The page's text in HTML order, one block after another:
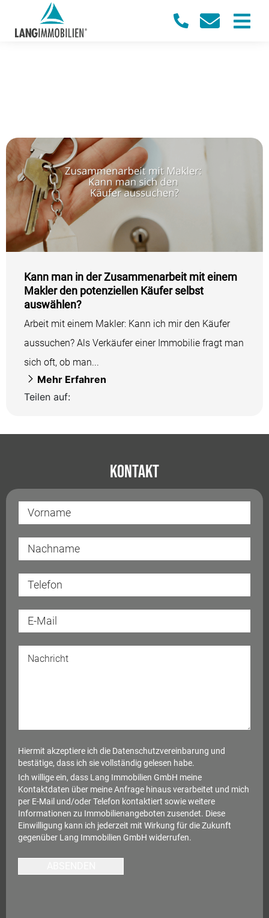
Kann man in der Zusammenarbeit mit einem
Makler den potenziellen Käufer selbst
auswählen?
Arbeit mit einem Makler: Kann ich mir den Käufer
aussuchen? Als Verkäufer einer Immobilie fragt man
sich oft, ob man...
Mehr Erfahren
Teilen auf:
Kontakt
Hiermit akzeptiere ich die Datenschutzvereinbarung und
bestätige, dass ich sie vollständig gelesen habe.
Ich willige ein, dass Lang Immobilien GmbH meine
Kontaktdaten über meine Anfrage hinaus verarbeitet und mich
per E-Mail und/oder Telefon kontaktiert sowie weitere
Informationen zu Immobilienangeboten zusendet. Diese
Einwilligung kann ich jederzeit mit Wirkung für die Zukunft
gegenüber Lang Immobilien GmbH widerrufen.